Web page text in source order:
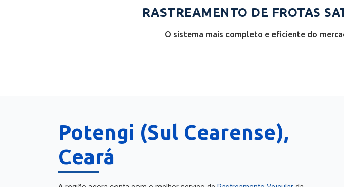
RASTREAMENTO DE FROTAS
O sistema mais completo e eficiente do
Potengi (Sul Cearense),
Ceará
A região agora conta com o melhor serviço de Rastreamento Veicular
da